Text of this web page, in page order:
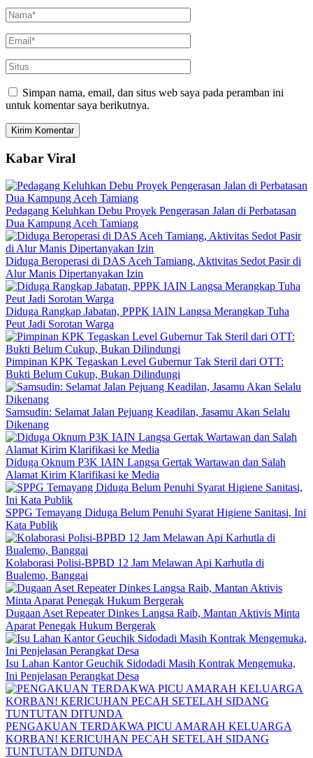
Simpan nama, email, dan situs web saya pada peramban ini
untuk komentar saya berikutnya.
Kabar Viral
Pedagang Keluhkan Debu Proyek Pengerasan Jalan di Perbatasan
Dua Kampung Aceh Tamiang
Diduga Beroperasi di DAS Aceh Tamiang, Aktivitas Sedot Pasir di
Alur Manis Dipertanyakan Izin
Diduga Rangkap Jabatan, PPPK IAIN Langsa Merangkap Tuha
Peut Jadi Sorotan Warga
Pimpinan KPK Tegaskan Level Gubernur Tak Steril dari OTT:
Bukti Belum Cukup, Bukan Dilindungi
Samsudin: Selamat Jalan Pejuang Keadilan, Jasamu Akan Selalu
Dikenang
Diduga Oknum P3K IAIN Langsa Gertak Wartawan dan Salah
Alamat Kirim Klarifikasi ke Media
SPPG Temayang Diduga Belum Penuhi Syarat Higiene Sanitasi, Ini
Kata Publik
Kolaborasi Polisi-BPBD 12 Jam Melawan Api Karhutla di
Bualemo, Banggai
Dugaan Aset Repeater Dinkes Langsa Raib, Mantan Aktivis Minta
Aparat Penegak Hukum Bergerak
Isu Lahan Kantor Geuchik Sidodadi Masih Kontrak Mengemuka,
Ini Penjelasan Perangkat Desa
PENGAKUAN TERDAKWA PICU AMARAH KELUARGA
KORBAN! KERICUHAN PECAH SETELAH SIDANG
TUNTUTAN DITUNDA